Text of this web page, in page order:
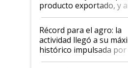
producto exportado, y
el agro aportó casi seis
diez dólares y sostuvo el
liderazgo en un semestre
récord
Récord para el agro: la
actividad llegó a su
histórico impulsada por
cosecha y las